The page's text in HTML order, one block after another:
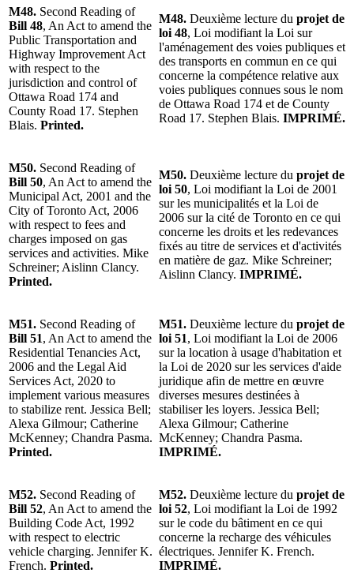
M48. Second Reading of
Bill 48, An Act to amend the
Public Transportation and
Highway Improvement Act
with respect to the
jurisdiction and control of
Ottawa Road 174 and
County Road 17. Stephen
Blais. Printed.
M48. Deuxième lecture du projet de
loi 48, Loi modifiant la Loi sur
l'aménagement des voies publiques et
des transports en commun en ce qui
concerne la compétence relative aux
voies publiques connues sous le nom
de Ottawa Road 174 et de County
Road 17. Stephen Blais. IMPRIMÉ.
M50. Second Reading of
Bill 50, An Act to amend the
Municipal Act, 2001 and the
City of Toronto Act, 2006
with respect to fees and
charges imposed on gas
services and activities. Mike
Schreiner; Aislinn Clancy.
Printed.
M50. Deuxième lecture du projet de
loi 50, Loi modifiant la Loi de 2001
sur les municipalités et la Loi de
2006 sur la cité de Toronto en ce qui
concerne les droits et les redevances
fixés au titre de services et d'activités
en matière de gaz. Mike Schreiner;
Aislinn Clancy. IMPRIMÉ.
M51. Second Reading of
Bill 51, An Act to amend the
Residential Tenancies Act,
2006 and the Legal Aid
Services Act, 2020 to
implement various measures
to stabilize rent. Jessica Bell;
Alexa Gilmour; Catherine
McKenney; Chandra Pasma.
Printed.
M51. Deuxième lecture du projet de
loi 51, Loi modifiant la Loi de 2006
sur la location à usage d'habitation et
la Loi de 2020 sur les services d'aide
juridique afin de mettre en œuvre
diverses mesures destinées à
stabiliser les loyers. Jessica Bell;
Alexa Gilmour; Catherine
McKenney; Chandra Pasma.
IMPRIMÉ.
M52. Second Reading of
Bill 52, An Act to amend the
Building Code Act, 1992
with respect to electric
vehicle charging. Jennifer K.
French. Printed.
M52. Deuxième lecture du projet de
loi 52, Loi modifiant la Loi de 1992
sur le code du bâtiment en ce qui
concerne la recharge des véhicules
électriques. Jennifer K. French.
IMPRIMÉ.